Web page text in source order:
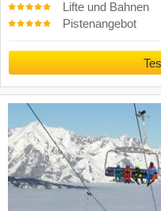
Lifte und Bahnen
Pistenangebot